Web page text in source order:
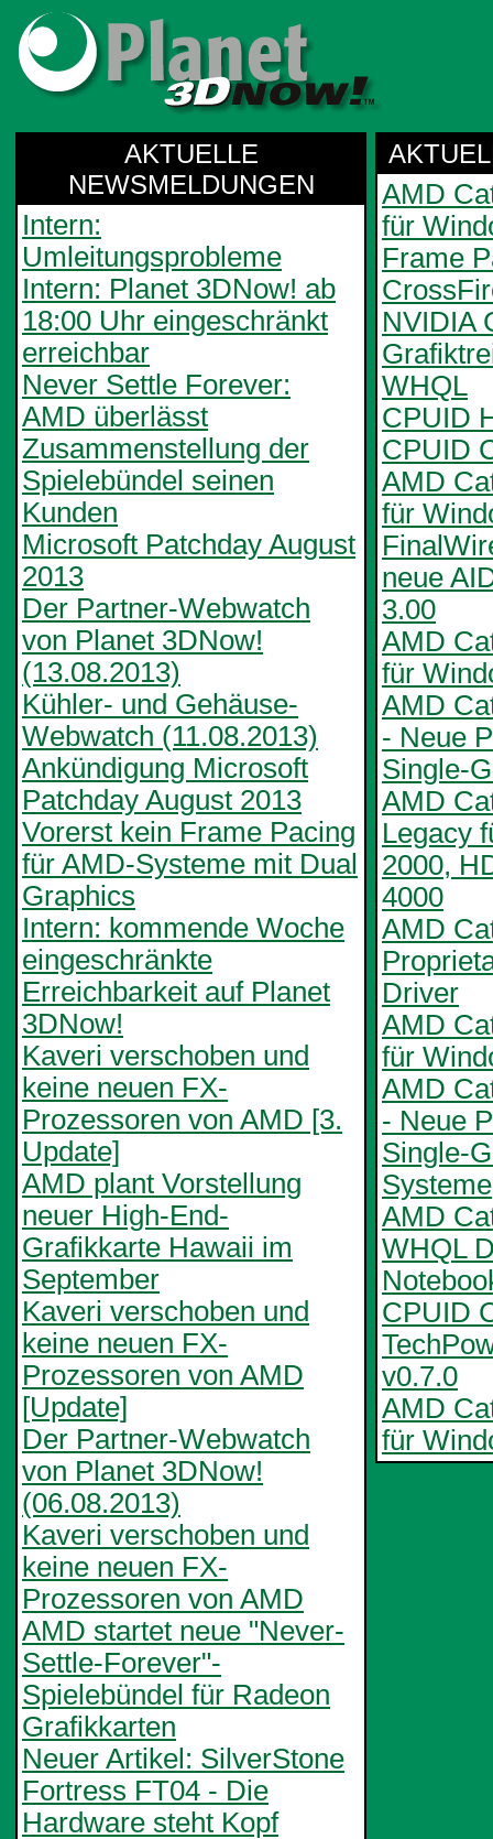
AKTUELLE
NEWSMELDUNGEN
Intern:
Umleitungsprobleme
Intern: Planet 3DNow! ab
18:00 Uhr eingeschränkt
erreichbar
Never Settle Forever:
AMD überlässt
Zusammenstellung der
Spielebündel seinen
Kunden
Microsoft Patchday August
2013
Der Partner-Webwatch
von Planet 3DNow!
(13.08.2013)
Kühler- und Gehäuse-
Webwatch (11.08.2013)
Ankündigung Microsoft
Patchday August 2013
Vorerst kein Frame Pacing
für AMD-Systeme mit Dual
Graphics
Intern: kommende Woche
eingeschränkte
Erreichbarkeit auf Planet
3DNow!
Kaveri verschoben und
keine neuen FX-
Prozessoren von AMD [3.
Update]
AMD plant Vorstellung
neuer High-End-
Grafikkarte Hawaii im
September
Kaveri verschoben und
keine neuen FX-
Prozessoren von AMD
[Update]
Der Partner-Webwatch
von Planet 3DNow!
(06.08.2013)
Kaveri verschoben und
keine neuen FX-
Prozessoren von AMD
AMD startet neue "Never-
Settle-Forever"-
Spielebündel für Radeon
Grafikkarten
Neuer Artikel: SilverStone
Fortress FT04 - Die
Hardware steht Kopf
AMD
für
Frame
NVIDIA
WHQL
CPUID
CPUID
AMD
für
neue
3.00
AMD
für
AMD
- Neue
Single-
AMD
Legacy
2000,
4000
AMD
Driver
AMD
für
AMD
- Neue
Single-
Systeme
AMD
WHQL
CPUID
v0.7.0
AMD
für